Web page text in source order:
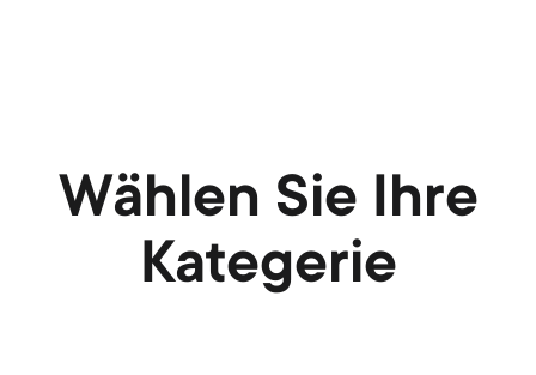
Wählen Sie Ihre
Kategerie